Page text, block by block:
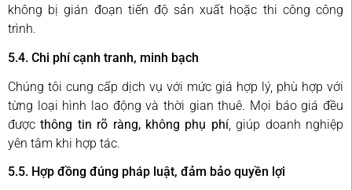
không bị gián đoạn tiến độ sản xuất hoặc thi công công
trình.
5.4. Chi phí cạnh tranh, minh bạch
Chúng tôi cung cấp dịch vụ với mức giá hợp lý, phù hợp với
từng loại hình lao động và thời gian thuê. Mọi báo giá đều
đượcthông tin rõ ràng, không phụ phí, giúp doanh nghiệp
yên tâm khi hợp tác.
5.5. Hợp đồng đúng pháp luật, đảm bảo quyền lợi